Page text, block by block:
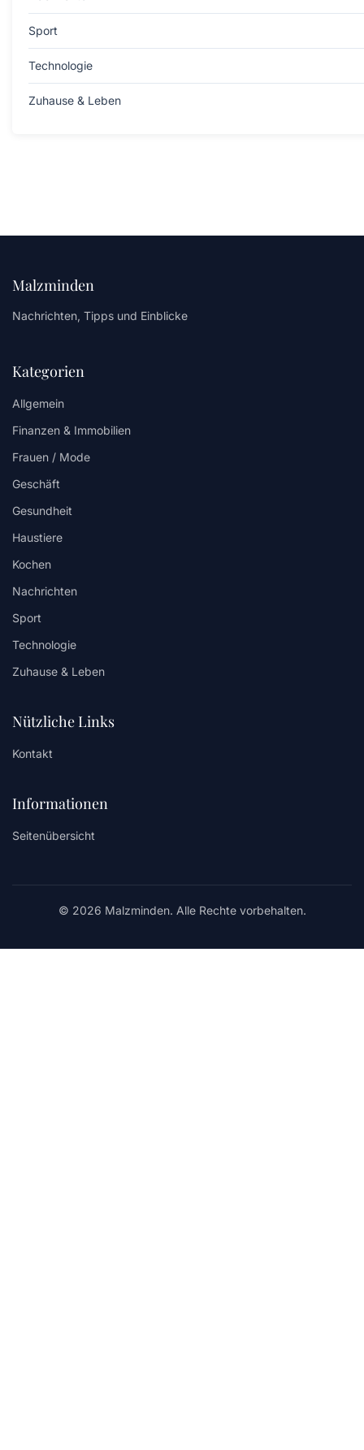
Sport
Technologie
Zuhause & Leben
Malzminden
Nachrichten, Tipps und Einblicke
Kategorien
Allgemein
Finanzen & Immobilien
Frauen / Mode
Geschäft
Gesundheit
Haustiere
Kochen
Nachrichten
Sport
Technologie
Zuhause & Leben
Nützliche Links
Kontakt
Informationen
Seitenübersicht
© 2026 Malzminden. Alle Rechte vorbehalten.